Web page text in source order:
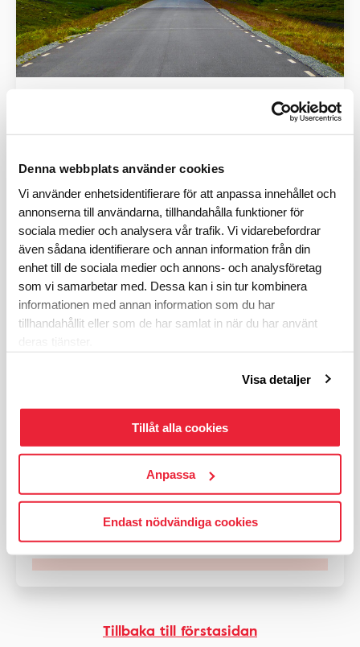
Denna webbplats använder cookies
Vi använder enhetsidentifierare för att anpassa innehållet och
annonserna till användarna, tillhandahålla funktioner för
sociala medier och analysera vår trafik. Vi vidarebefordrar
även sådana identifierare och annan information från din
enhet till de sociala medier och annons- och analysföretag
som vi samarbetar med. Dessa kan i sin tur kombinera
informationen med annan information som du har
tillhandahållit eller som de har samlat in när du har använt
Visa detaljer
Tillåt alla cookies
Anpassa
Endast nödvändiga cookies
Startade2025-01-23
Insamlingsmål:
Insamling
Elitlufsarna vandrar för
hjärtforskningen
Startade2026-08-05
kronor
Insamlingsmål:10 000kr 49%
Tillbaka till förstasidan